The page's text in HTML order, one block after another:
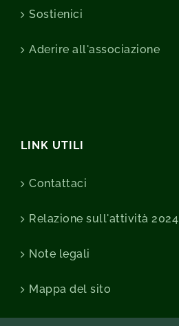
Sostienici
Aderire all'associazione
LINK UTILI
Contattaci
Relazione sull'attività 2024
Note legali
Mappa del sito